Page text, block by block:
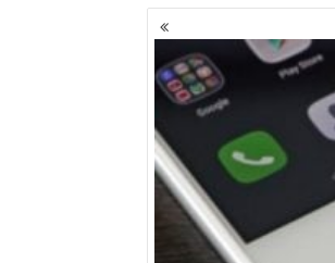
NAWIGACJA
PO
WPISACH